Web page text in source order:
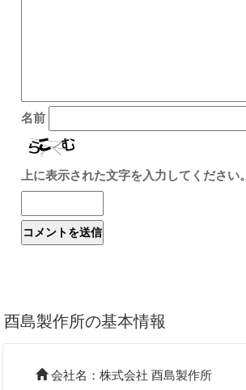
名前
上に表示された文字を入力してください。
酉島製作所の基本情報
会社名：株式会社 酉島製作所